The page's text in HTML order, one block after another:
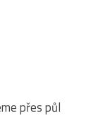
přes půl